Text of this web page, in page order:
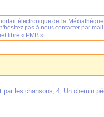
par les chansons, 4. Un chemin
électronique de la Médiathèque
pas à nous contacter par
libre « PMB ».